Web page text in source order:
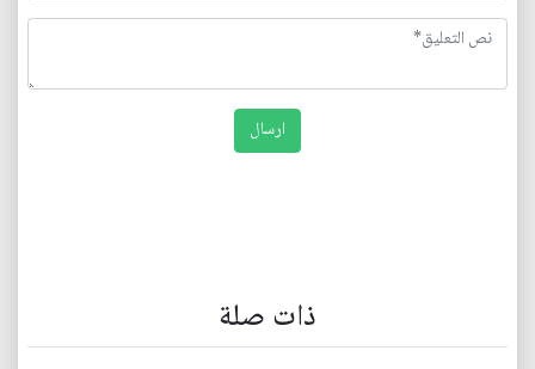
ذات صلة